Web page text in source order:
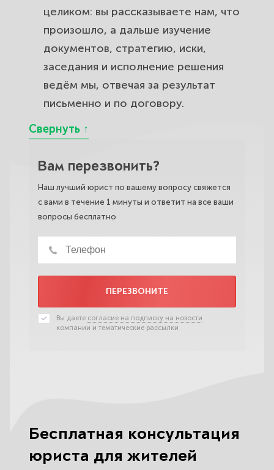
целиком: вы рассказываете нам, что
произошло, а дальше изучение
документов, стратегию, иски,
заседания и исполнение решения
ведём мы, отвечая за результат
письменно и по договору.
Вам перезвонить?
Наш лучший юрист по вашему вопросу свяжется
с вами в течение 1 минуты и ответит на все ваши
вопросы бесплатно
ПЕРЕЗВОНИТЕ
Вы даете согласие на подписку на новости
компании и тематические рассылки
Бесплатная консультация
юриста для жителей